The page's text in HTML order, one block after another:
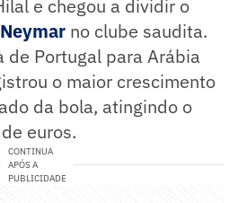
e chegou a dividir o
Neymar no clube saudita.
de Portugal para Arábia
o maior crescimento
da bola, atingindo o
euros.
CONTINUA
APÓS A
PUBLICIDADE